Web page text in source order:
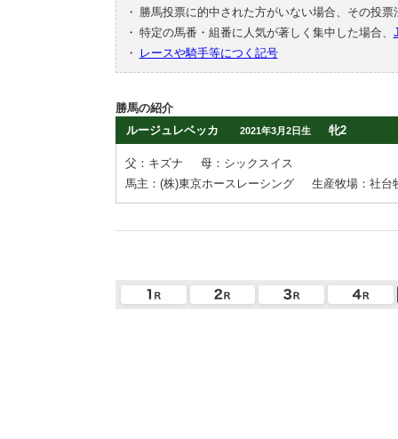
・
勝馬投票に的中された方がいない場合、その投
・ 特定の馬番・組番に人気が著しく集中した場合、
・
レースや騎手等につく記号
勝馬の紹介
ルージュレベッカ
2021年3月2日生 牝2
父：キズナ
母：シックスイス
馬主：(株)東京ホースレーシング
生産牧場：社台